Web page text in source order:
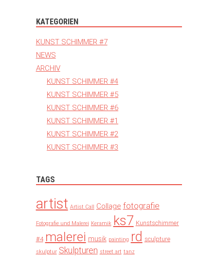
KATEGORIEN
KUNST SCHIMMER #7
NEWS
ARCHIV
KUNST SCHIMMER #4
KUNST SCHIMMER #5
KUNST SCHIMMER #6
KUNST SCHIMMER #1
KUNST SCHIMMER #2
KUNST SCHIMMER #3
TAGS
artist Artist Call Collage fotografie
Fotografie und Malerei Keramik ks7 Kunstschimmer
#4 malerei musik painting rd sculpture
skulptur Skulpturen street art tanz